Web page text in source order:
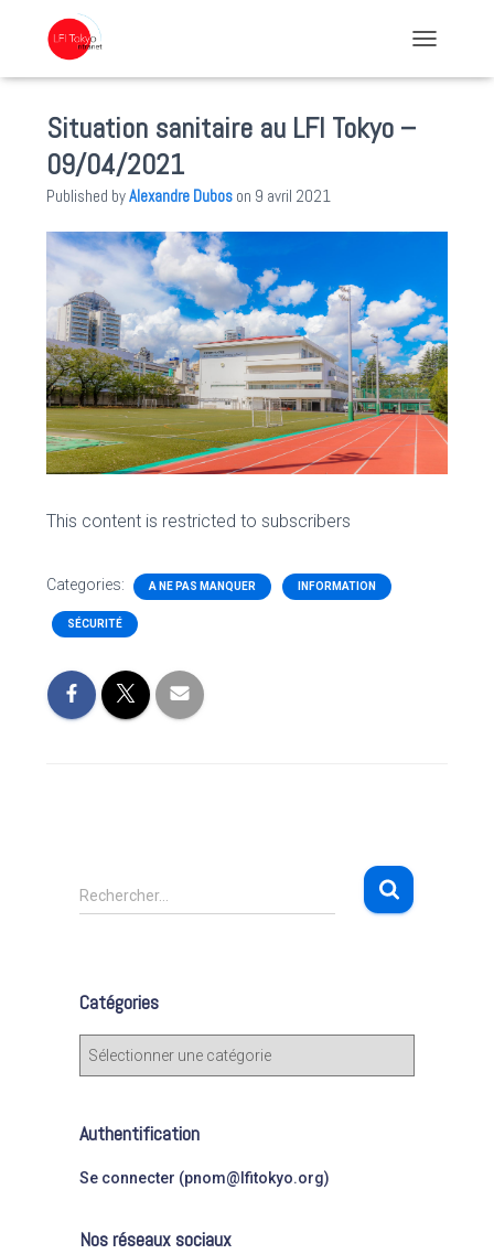
Situation sanitaire au LFI Tokyo –
09/04/2021
Published byAlexandre Dubos on 9 avril 2021
This content is restricted to subscribers
Categories: A NE PAS MANQUER INFORMATION
SÉCURITÉ
R
e
r
c
e
Rechercher…
Catégories
C
a
g
o
e
Authentification
Se connecter (pnom@lfitokyo.org)
Nos réseaux sociaux